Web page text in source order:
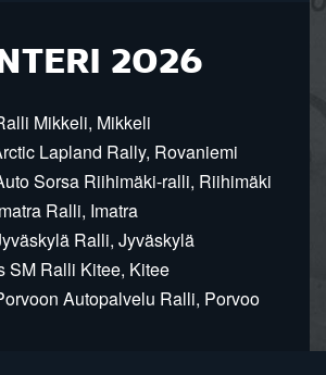
2026
Mikkeli, Mikkeli
Lapland Rally, Rovaniemi
Sorsa Riihimäki-ralli, Riihimäki
Ralli, Imatra
Ralli, Jyväskylä
SM Ralli Kitee, Kitee
Autopalvelu Ralli, Porvoo